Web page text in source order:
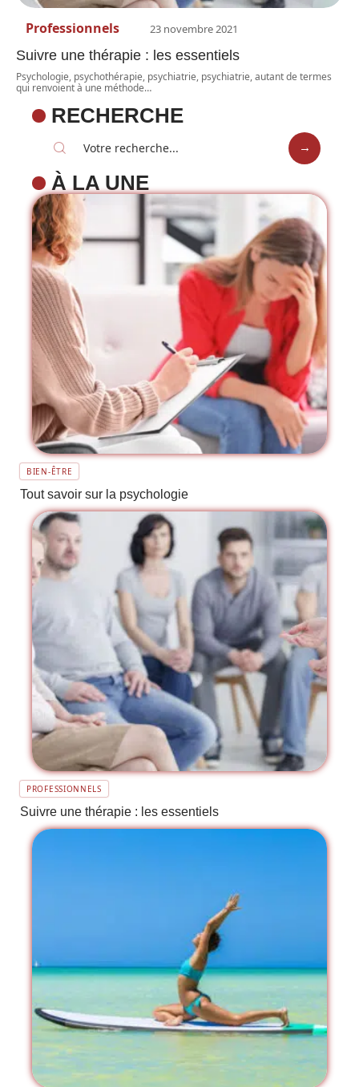
Professionnels 23 novembre 2021
Suivre une thérapie : les essentiels
Psychologie, psychothérapie, psychiatrie, psychiatrie, autant de termes
qui renvoient à une méthode…
RECHERCHE
À LA UNE
BIEN-ÊTRE
Tout savoir sur la psychologie
PROFESSIONNELS
Suivre une thérapie : les essentiels